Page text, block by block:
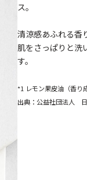
ス。
清涼感あふれる香
肌をさっぱりと洗
す。
*1 レモン果皮油（香
出典：公益社団法人